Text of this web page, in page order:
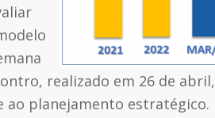
realizado em 26 de abril,
ao planejamento estratégico.